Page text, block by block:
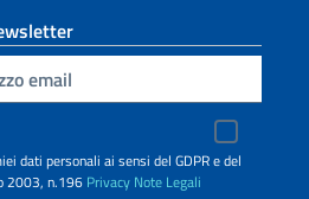
dati personali ai sensi del GDPR e del
2003, n.196 Privacy Note Legali